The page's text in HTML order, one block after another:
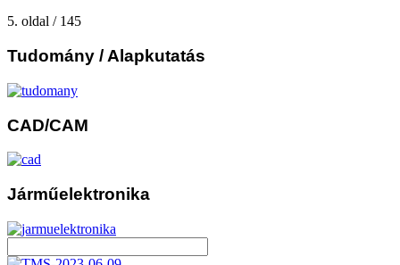
5. oldal / 145
Tudomány / Alapkutatás
CAD/CAM
Járműelektronika